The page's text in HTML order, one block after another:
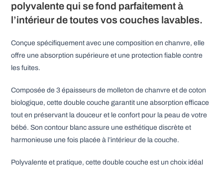
polyvalente qui se fond parfaitement à
l’intérieur de toutes vos couches lavables.
Conçue spécifiquement avec une composition en chanvre, elle
offre une absorption supérieure et une protection fiable contre
les fuites.
Composée de 3 épaisseurs de molleton de chanvre et de coton
biologique, cette double couche garantit une absorption efficace
tout en préservant la douceur et le confort pour la peau de votre
bébé. Son contour blanc assure une esthétique discrète et
harmonieuse une fois placée à l’intérieur de la couche.
Polyvalente et pratique, cette double couche est un choix idéal